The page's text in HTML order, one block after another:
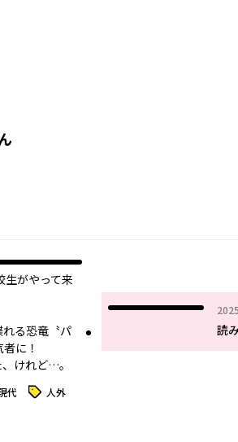
生がやって来
る恐竜〝パ
に！
けれど…。
代 タグ 人外
読